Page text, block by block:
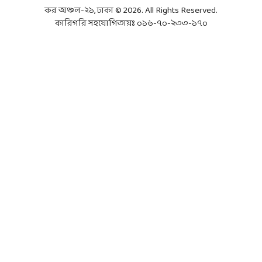
কর অঞ্চল-২১, ঢাকা © 2026. All Rights Reserved.
কারিগরি সহযোগিতায়ঃ ০১৬-৭০-২৩৩-১৭০